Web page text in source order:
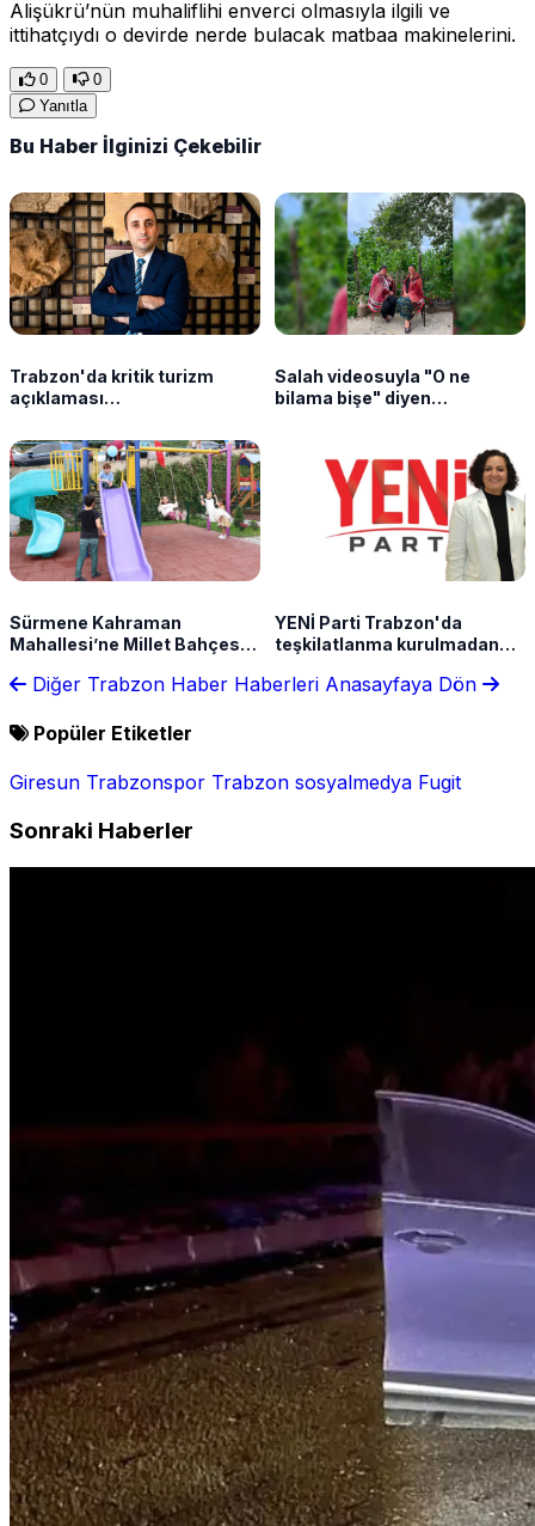
Alişükrü’nün muhaliflihi enverci olmasıyla ilgili ve
ittihatçıydı o devirde nerde bulacak matbaa makinelerini.
0
0
Yanıtla
Bu Haber İlginizi Çekebilir
Trabzon'da kritik turizm
açıklaması
sorgulanmasın!"
Salah videosuyla "O ne
bilama bişe" diyen
Sürmene Kahraman
Mahallesi’ne Millet Bahçesi
YENİ Parti Trabzon'da
teşkilatlanma kurulmadan
Diğer Trabzon Haber Haberleri Anasayfaya Dön
Popüler Etiketler
Giresun Trabzonspor Trabzon sosyalmedya Fugit
Sonraki Haberler